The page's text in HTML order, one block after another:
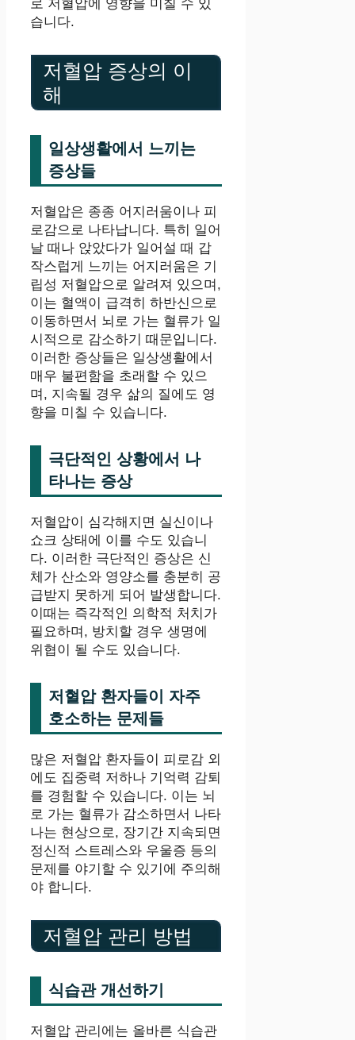
로 저혈압에 영향을 미칠 수 있
습니다.
저혈압 증상의 이
해
일상생활에서 느끼는
증상들
저혈압은 종종 어지러움이나 피
로감으로 나타납니다. 특히 일어
날 때나 앉았다가 일어설 때 갑
작스럽게 느끼는 어지러움은 기
립성 저혈압으로 알려져 있으며,
이는 혈액이 급격히 하반신으로
이동하면서 뇌로 가는 혈류가 일
시적으로 감소하기 때문입니다.
이러한 증상들은 일상생활에서
매우 불편함을 초래할 수 있으
며, 지속될 경우 삶의 질에도 영
향을 미칠 수 있습니다.
극단적인 상황에서 나
타나는 증상
저혈압이 심각해지면 실신이나
쇼크 상태에 이를 수도 있습니
다. 이러한 극단적인 증상은 신
체가 산소와 영양소를 충분히 공
급받지 못하게 되어 발생합니다.
이때는 즉각적인 의학적 처치가
필요하며, 방치할 경우 생명에
위협이 될 수도 있습니다.
저혈압 환자들이 자주
호소하는 문제들
많은 저혈압 환자들이 피로감 외
에도 집중력 저하나 기억력 감퇴
를 경험할 수 있습니다. 이는 뇌
로 가는 혈류가 감소하면서 나타
나는 현상으로, 장기간 지속되면
정신적 스트레스와 우울증 등의
문제를 야기할 수 있기에 주의해
야 합니다.
저혈압 관리 방법
식습관 개선하기
저혈압 관리에는 올바른 식습관